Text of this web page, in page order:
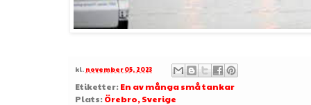
kl. november 05, 2023
Etiketter: En av många små tankar
Plats: Örebro, Sverige